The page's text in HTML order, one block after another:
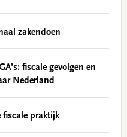
zakendoen
fiscale gevolgen en
Nederland
praktijk